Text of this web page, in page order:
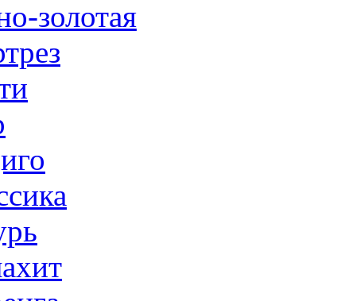
золотая